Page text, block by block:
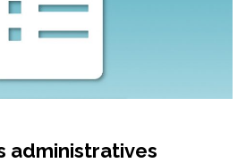
administratives